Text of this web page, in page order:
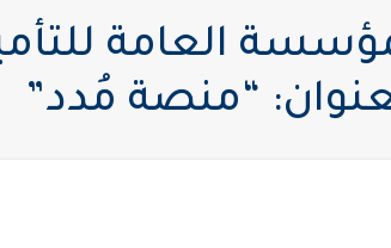
العامة
“منصة مُدد”